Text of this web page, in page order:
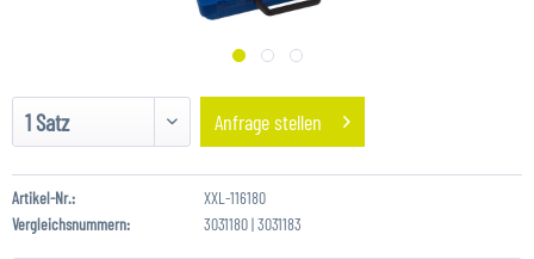
Anfrage stellen
Artikel-Nr.:
XXL-116180
Vergleichsnummern:
3031180 | 3031183